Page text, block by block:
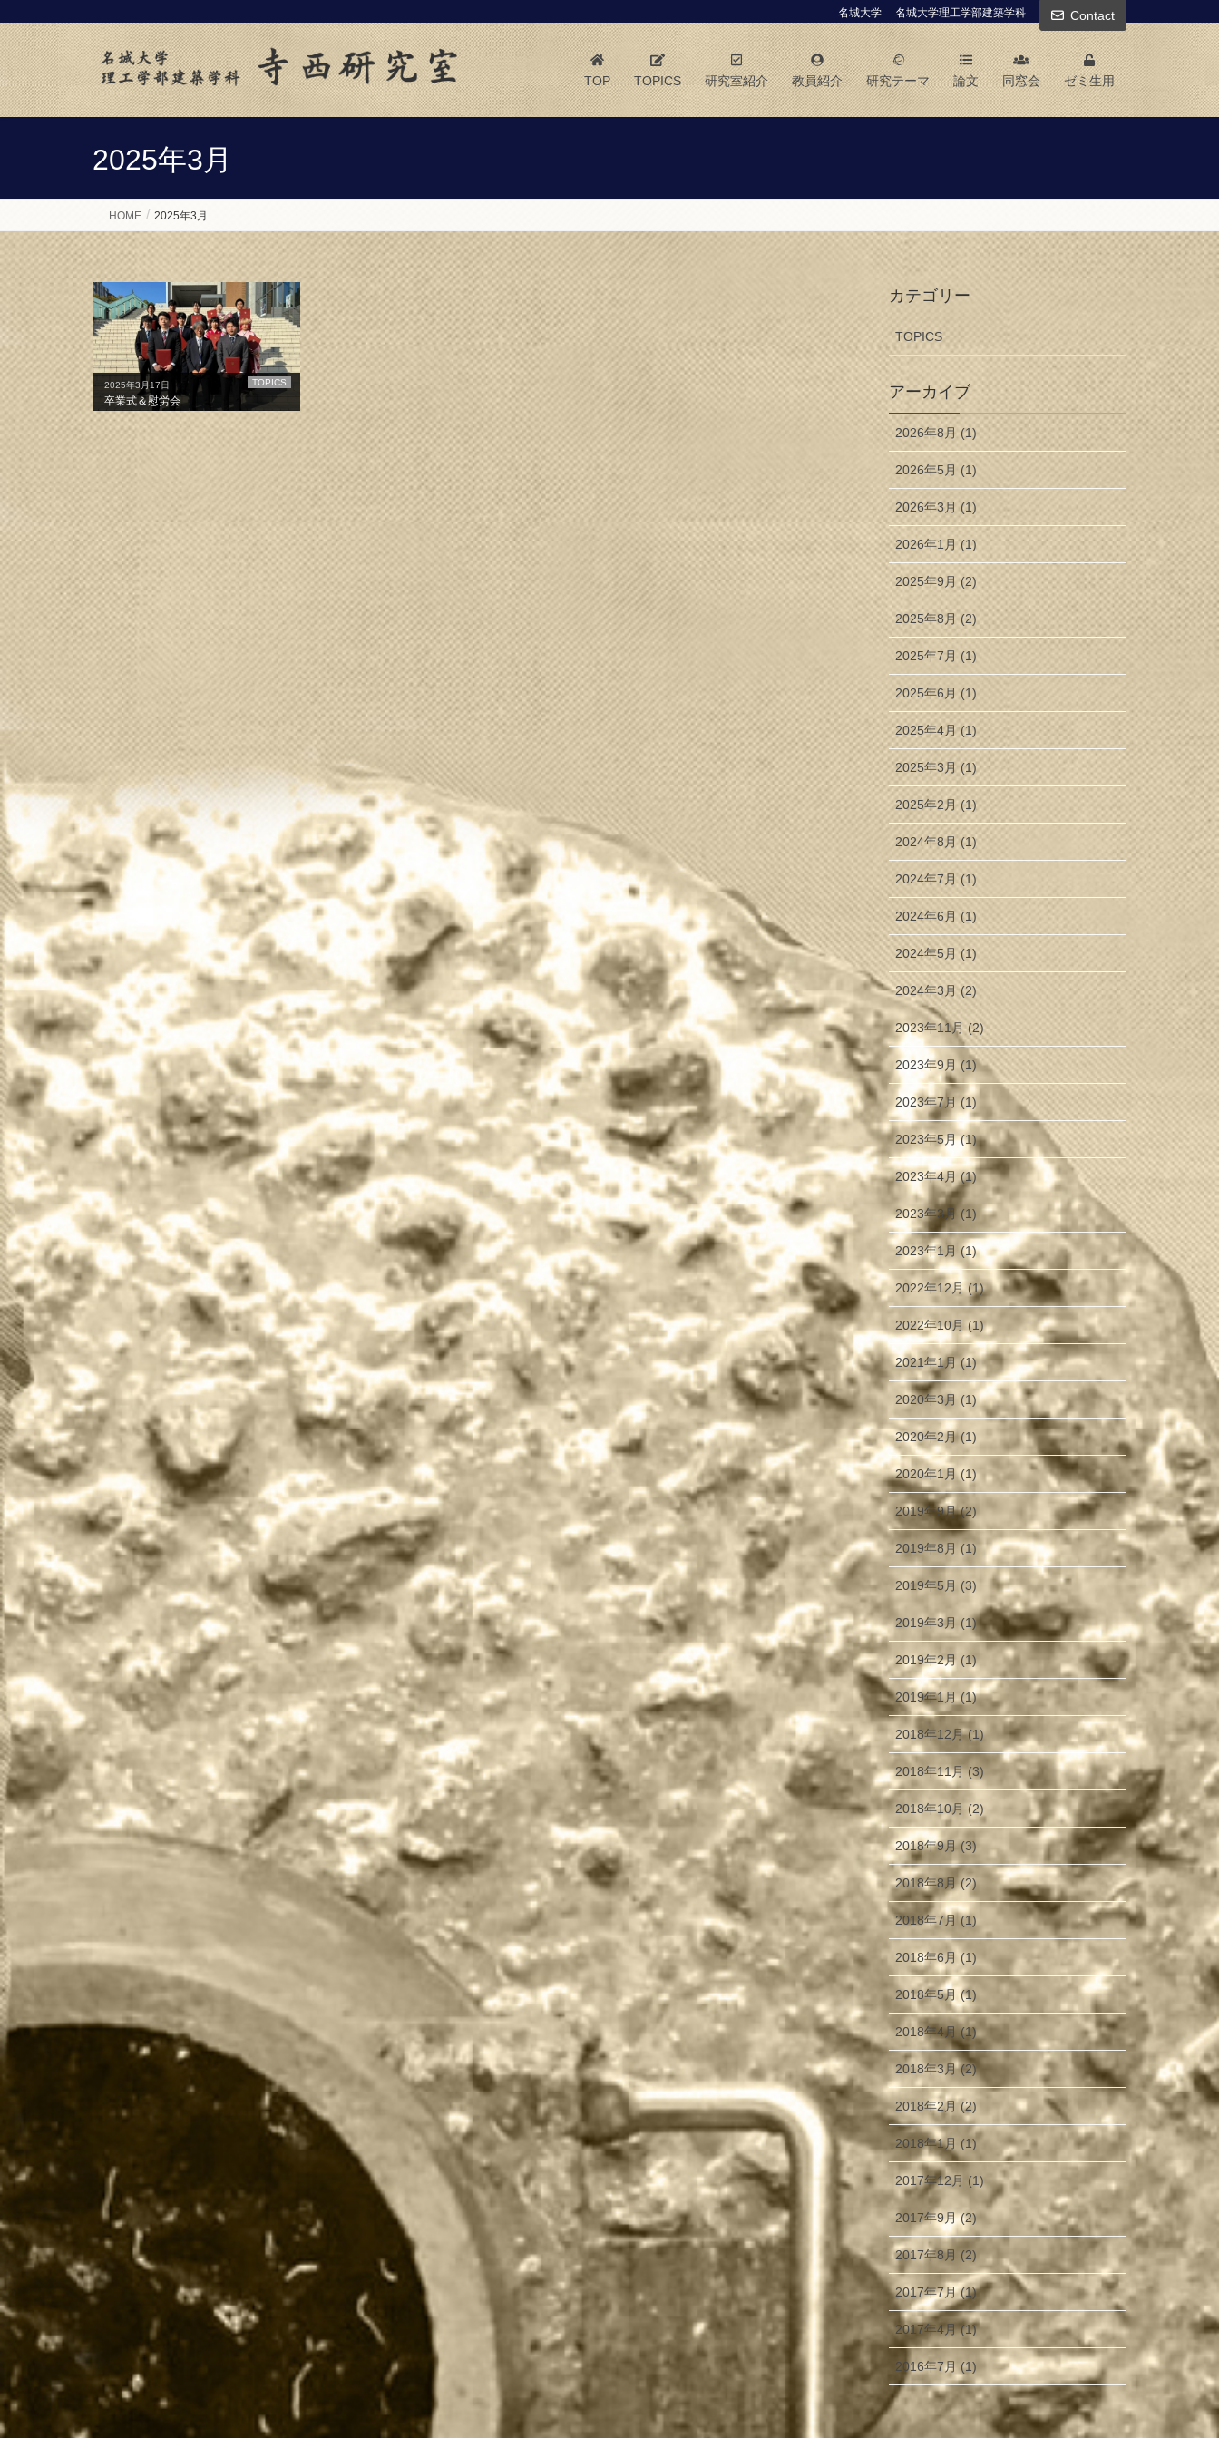
名城大学 名城大学理工学部建築学科 Contact
TOP TOPICS 研究室紹介 教員紹介 研究テーマ 論文 同窓会 ゼミ生用
2025年3月
HOME 2025年3月
2025年3月17日 TOPICS
卒業式＆慰労会
カテゴリー
TOPICS
アーカイブ
2026年8月 (1)
2026年5月 (1)
2026年3月 (1)
2026年1月 (1)
2025年9月 (2)
2025年8月 (2)
2025年7月 (1)
2025年6月 (1)
2025年4月 (1)
2025年3月 (1)
2025年2月 (1)
2024年8月 (1)
2024年7月 (1)
2024年6月 (1)
2024年5月 (1)
2024年3月 (2)
2023年11月 (2)
2023年9月 (1)
2023年7月 (1)
2023年5月 (1)
2023年4月 (1)
2023年3月 (1)
2023年1月 (1)
2022年12月 (1)
2022年10月 (1)
2021年1月 (1)
2020年3月 (1)
2020年2月 (1)
2020年1月 (1)
2019年9月 (2)
2019年8月 (1)
2019年5月 (3)
2019年3月 (1)
2019年2月 (1)
2019年1月 (1)
2018年12月 (1)
2018年11月 (3)
2018年10月 (2)
2018年9月 (3)
2018年8月 (2)
2018年7月 (1)
2018年6月 (1)
2018年5月 (1)
2018年4月 (1)
2018年3月 (2)
2018年2月 (2)
2018年1月 (1)
2017年12月 (1)
2017年9月 (2)
2017年8月 (2)
2017年7月 (1)
2017年4月 (1)
2016年7月 (1)